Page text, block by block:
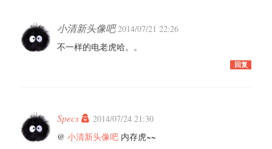
小清新头像吧2014/07/21 22:26
不一样的电老虎哈。。
回复
Specs
2014/07/24 21:30
@ 小清新头像吧 内存虎~~